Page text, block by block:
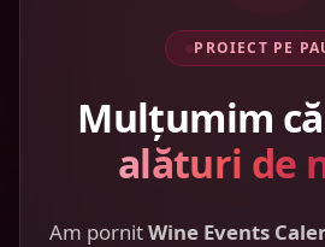
PROIECT PE
Mulțumim
alături de
Am pornitWine Events